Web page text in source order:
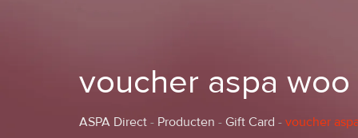
voucher aspa woo
ASPA Direct - Producten - Gift Card - voucher